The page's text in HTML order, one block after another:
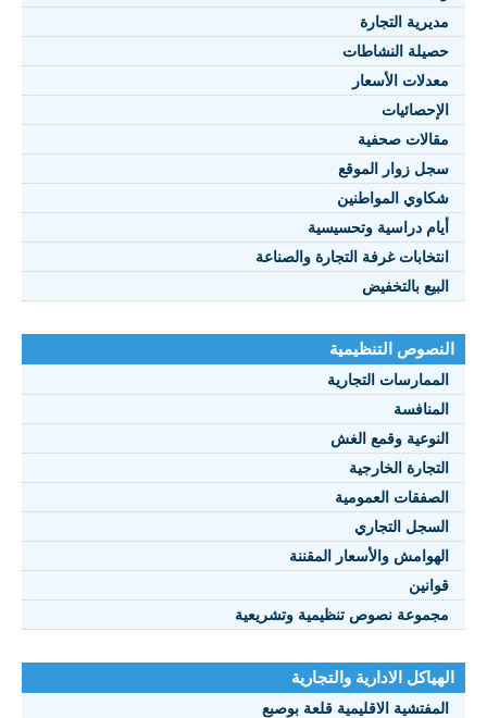
النصوص 2021
FRANÇAIS
مديرية التجارة
حصيلة النشاطات
معدلات الأسعار
الإحصائيات
مقالات صحفية
سجل زوار الموقع
شكاوي المواطنين
أيام دراسية وتحسيسية
انتخابات غرفة التجارة والصناعة
البيع بالتخفيض
النصوص التنظيمية
الممارسات التجارية
المنافسة
النوعية وقمع الغش
التجارة الخارجية
الصفقات العمومية
السجل التجاري
الهوامش والأسعار المقننة
قوانين
مجموعة نصوص تنظيمية وتشريعية
الهياكل الادارية والتجارية
المفتشية الاقليمية قلعة بوصبع